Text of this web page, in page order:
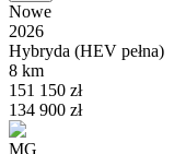
Nowe
2026
Hybryda (HEV pełna)
8 km
151 150 zł
134 900 zł
MG